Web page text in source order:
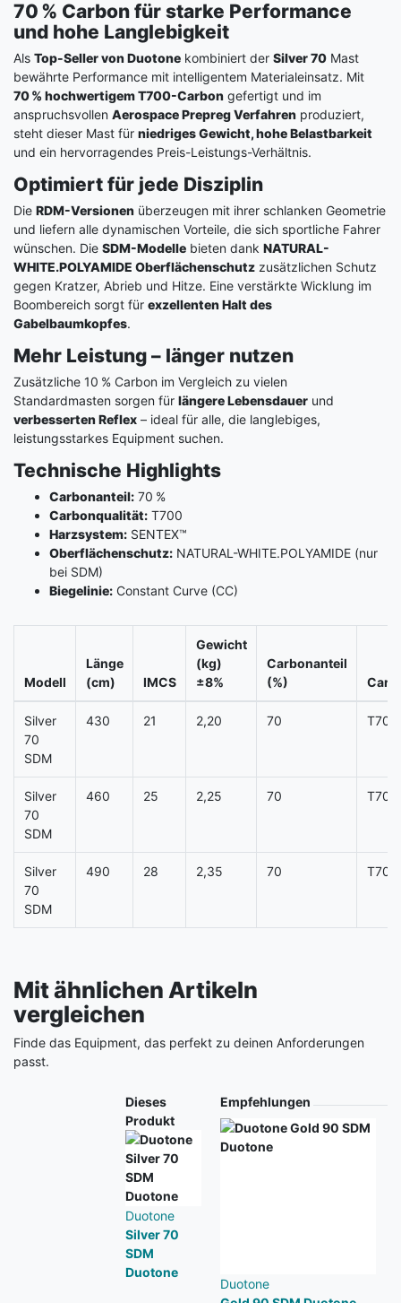
70 % Carbon für starke Performance
und hohe Langlebigkeit
Als Top-Seller von Duotone kombiniert der Silver 70 Mast
bewährte Performance mit intelligentem Materialeinsatz. Mit
70 % hochwertigem T700-Carbon gefertigt und im
anspruchsvollen Aerospace Prepreg Verfahren produziert,
steht dieser Mast für niedriges Gewicht, hohe Belastbarkeit
und ein hervorragendes Preis-Leistungs-Verhältnis.
Optimiert für jede Disziplin
Die RDM-Versionen überzeugen mit ihrer schlanken Geometrie
und liefern alle dynamischen Vorteile, die sich sportliche Fahrer
wünschen. Die SDM-Modelle bieten dank NATURAL-
WHITE.POLYAMIDE Oberflächenschutz zusätzlichen Schutz
gegen Kratzer, Abrieb und Hitze. Eine verstärkte Wicklung im
Boombereich sorgt für exzellenten Halt des
Gabelbaumkopfes.
Mehr Leistung – länger nutzen
Zusätzliche 10 % Carbon im Vergleich zu vielen
Standardmasten sorgen für längere Lebensdauer und
verbesserten Reflex – ideal für alle, die langlebiges,
leistungsstarkes Equipment suchen.
Technische Highlights
Carbonanteil: 70 %
Carbonqualität: T700
Harzsystem: SENTEX™
Oberflächenschutz: NATURAL-WHITE.POLYAMIDE (nur
bei SDM)
Biegelinie: Constant Curve (CC)
Modell
Länge
(cm)
IMCS
Gewicht
(kg)
±8%
Carbonanteil
(%)
Silver
70
SDM
430 21 2,20 70 T700
Silver
70
SDM
460 25 2,25 70 T700
Silver
70
SDM
490 28 2,35 70 T700
Mit ähnlichen Artikeln
vergleichen
Finde das Equipment, das perfekt zu deinen Anforderungen
passt.
Dieses
Produkt
Duotone
Silver 70
SDM
Duotone
Empfehlungen
Duotone